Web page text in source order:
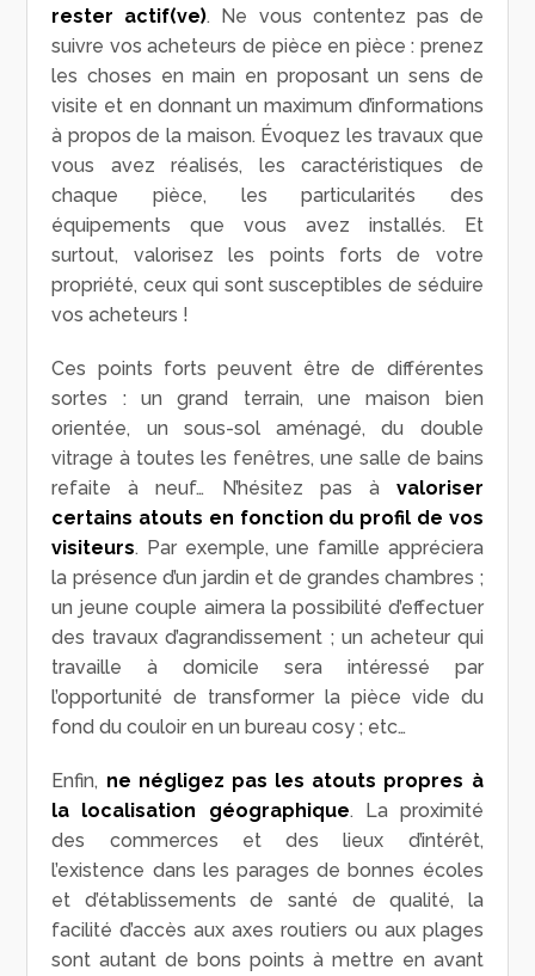
rester actif(ve). Ne vous contentez pas de
suivre vos acheteurs de pièce en pièce : prenez
les choses en main en proposant un sens de
visite et en donnant un maximum d’informations
à propos de la maison. Évoquez les travaux que
vous avez réalisés, les caractéristiques de
chaque pièce, les particularités des
équipements que vous avez installés. Et
surtout, valorisez les points forts de votre
propriété, ceux qui sont susceptibles de séduire
vos acheteurs !
Ces points forts peuvent être de différentes
sortes : un grand terrain, une maison bien
orientée, un sous-sol aménagé, du double
vitrage à toutes les fenêtres, une salle de bains
refaite à neuf… N’hésitez pas à valoriser
certains atouts en fonction du profil de vos
visiteurs. Par exemple, une famille appréciera
la présence d’un jardin et de grandes chambres ;
un jeune couple aimera la possibilité d’effectuer
des travaux d’agrandissement ; un acheteur qui
travaille à domicile sera intéressé par
l’opportunité de transformer la pièce vide du
fond du couloir en un bureau cosy ; etc…
Enfin, ne négligez pas les atouts propres à
la localisation géographique. La proximité
des commerces et des lieux d’intérêt,
l’existence dans les parages de bonnes écoles
et d’établissements de santé de qualité, la
facilité d’accès aux axes routiers ou aux plages
sont autant de bons points à mettre en avant